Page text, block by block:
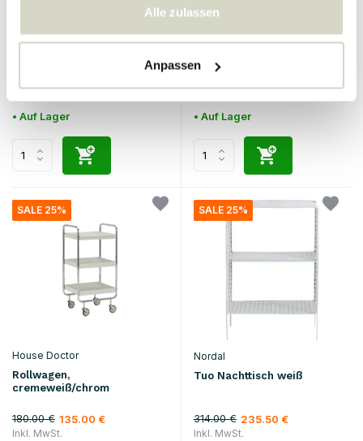
Alle zulassen
Anpassen
Schwarzer Beistelltisch S
Inkl. MwSt.
• Auf Lager
Thea Beistelltisch grün
Inkl. MwSt.
• Auf Lager
SALE 25%
House Doctor
Rollwagen,
cremeweiß/chrom
180.00 € 135.00 €
Inkl. MwSt.
SALE 25%
Nordal
Tuo Nachttisch weiß
314.00 € 235.50 €
Inkl. MwSt.